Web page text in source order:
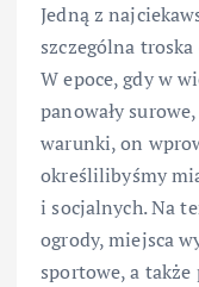
Jedną z
szczególna
W epoce, gdy w
panowały
warunki, on
określilibyśmy
i socjalnych. Na
ogrody, miejsca
sportowe, a także